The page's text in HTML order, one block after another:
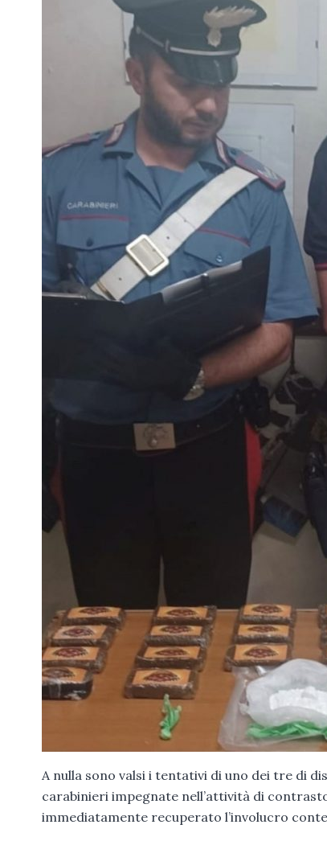
A nulla sono valsi i tentativi di uno dei tre di
carabinieri impegnate nell’attività di
immediatamente recuperato l’involucro